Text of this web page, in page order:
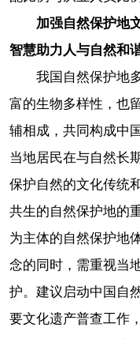
加强自然保护地
智慧助力人与自然和
我国自然保护地
富的生物多样性，也
辅相成，共同构成中
当地居民在与自然长
保护自然的文化传统
共生的自然保护地的
为主体的自然保护地
念的同时，需重视当
护。建议启动中国自
要文化遗产普查工作